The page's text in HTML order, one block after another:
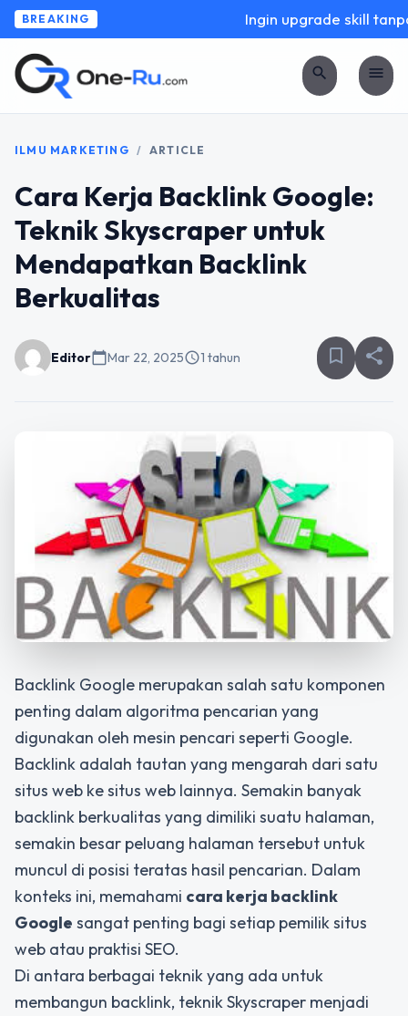
BREAKING Ingin upgrade skill
search menu
ILMU MARKETING / ARTICLE
Cara Kerja Backlink Google:
Teknik Skyscraper untuk
Mendapatkan Backlink
Berkualitas
Editorcalendar_todayMar 22, 2025schedule1 tahun bookmark_border share
Backlink Google merupakan salah satu komponen
penting dalam algoritma pencarian yang
digunakan oleh mesin pencari seperti Google.
Backlink adalah tautan yang mengarah dari satu
situs web ke situs web lainnya. Semakin banyak
backlink berkualitas yang dimiliki suatu halaman,
semakin besar peluang halaman tersebut untuk
muncul di posisi teratas hasil pencarian. Dalam
konteks ini, memahami cara kerja backlink
Google sangat penting bagi setiap pemilik situs
web atau praktisi SEO.
Di antara berbagai teknik yang ada untuk
membangun backlink, teknik Skyscraper menjadi